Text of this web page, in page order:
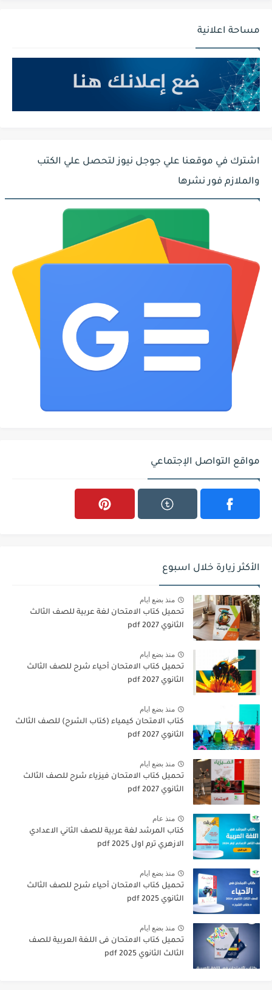
مساحة اعلانية
اشترك في موقعنا علي جوجل نيوز لتحصل علي الكتب
والملازم فور نشرها
مواقع التواصل الإجتماعي
الأكثر زيارة خلال اسبوع
منذ بضع ايام
تحميل كتاب الامتحان لغة عربية للصف الثالث
الثانوي 2027 pdf
منذ بضع ايام
تحميل كتاب الامتحان أحياء شرح للصف الثالث
الثانوي 2027 pdf
منذ بضع ايام
كتاب الامتحان كيمياء (كتاب الشرح) للصف الثالث
الثانوي pdf 2027
منذ بضع ايام
تحميل كتاب الامتحان فيزياء شرح للصف الثالث
الثانوي 2027 pdf
منذ عام
كتاب المرشد لغة عربية للصف الثاني الاعدادي
الازهري ترم اول 2025 pdf
منذ بضع ايام
تحميل كتاب الامتحان أحياء شرح للصف الثالث
الثانوي 2025 pdf
منذ بضع ايام
تحميل كتاب الامتحان فى اللغة العربية للصف
الثالث الثانوي 2025 pdf